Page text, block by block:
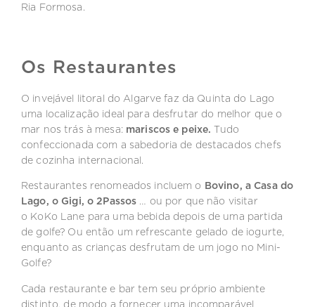
Ria Formosa.
Os Restaurantes
O invejável litoral do Algarve faz da Quinta do Lago
uma localização ideal para desfrutar do melhor que o
mar nos trás à mesa: mariscos e peixe. Tudo
confeccionada com a sabedoria de destacados chefs
de cozinha internacional.
Restaurantes renomeados incluem o Bovino, a Casa do
Lago, o Gigi, o 2Passos … ou por que não visitar
o KoKo Lane para uma bebida depois de uma partida
de golfe? Ou então um refrescante gelado de iogurte,
enquanto as crianças desfrutam de um jogo no Mini-
Golfe?
Cada restaurante e bar tem seu próprio ambiente
distinto, de modo a fornecer uma incomparável